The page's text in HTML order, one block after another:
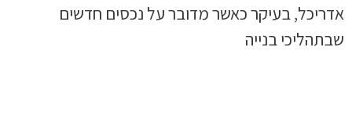
אדריכל, בעיקר כאשר מדובר על נכסים חדשים
שבתהליכי בנייה